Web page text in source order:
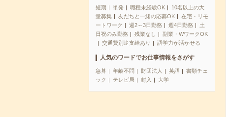
短期 単発 職種未経験OK
10名以上の大
量募集
友だちと一緒の応募OK
在宅・リモ
ートワーク
週2～3日勤務 週4日勤務
土
日祝のみ勤務
残業なし
副業・WワークOK
交通費別途支給あり
語学力が活かせる
人気のワードでお仕事情報をさがす
急募 年齢不問 財団法人 英語
書類チェ
ック
テレビ局 封入 大学